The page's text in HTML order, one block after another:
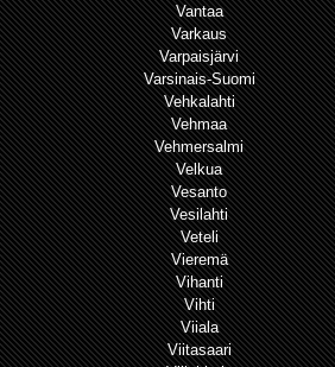
Vantaa
Varkaus
Varpaisjärvi
Varsinais-Suomi
Vehkalahti
Vehmaa
Vehmersalmi
Velkua
Vesanto
Vesilahti
Veteli
Vieremä
Vihanti
Vihti
Viiala
Viitasaari